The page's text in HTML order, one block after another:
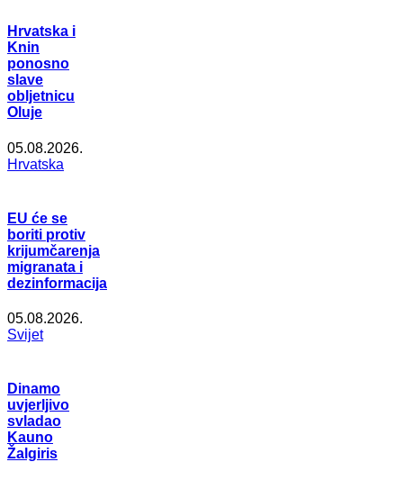
Hrvatska i
Knin
ponosno
slave
obljetnicu
Oluje
05.08.2026.
Hrvatska
EU će se
boriti protiv
krijumčarenja
migranata i
dezinformacija
05.08.2026.
Svijet
Dinamo
uvjerljivo
svladao
Kauno
Žalgiris